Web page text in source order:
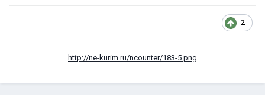
2
http://ne-kurim.ru/ncounter/183-5.png